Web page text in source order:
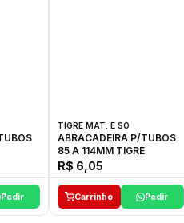
Pedir
TIGRE MAT. E SO
ABRACADEIRA P/TUBOS
85 A 114MM TIGRE
R$ 6,05
Carrinho Pedir